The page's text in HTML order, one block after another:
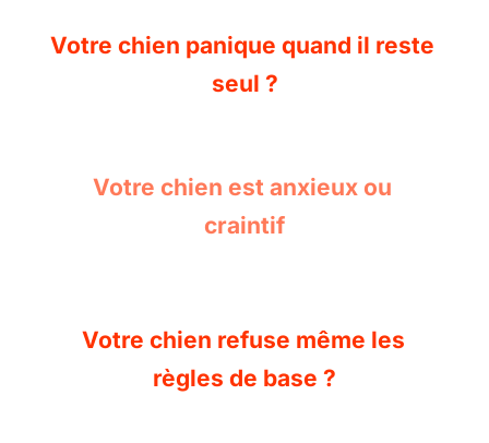
Votre chien panique quand il reste
seul ?
Votre chien est anxieux ou
craintif
Votre chien refuse même les
règles de base ?